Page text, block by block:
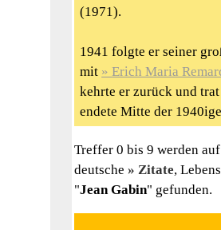
(1971).
1941 folgte er seiner
mit
Erich Maria
kehrte er zurück und
endete Mitte der
Treffer 0 bis 9 werden
deutsche
Zitate,
"Jean Gabin" gefunden.